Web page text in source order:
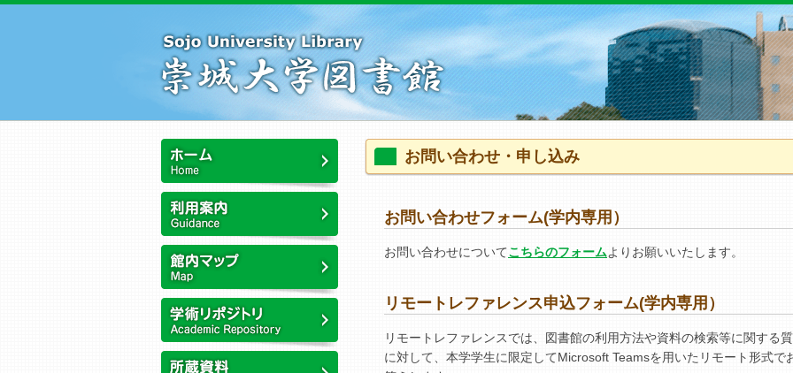
ホーム
利用案内
館内マップ
崇城大学リポジトリ
お問い合わせ・申し込み
こ
こ
お問い合わせフォーム(学内専用）
お問い合わせについてこちらのフォームよりお願いいたします。
リモートレファレンス申込フォーム(学内専用）
リモートレファレンスでは、図書館の利用方法や資料の検索等に関する
に対して、本学学生に限定してMicrosoft Teamsを用いたリモート形式で